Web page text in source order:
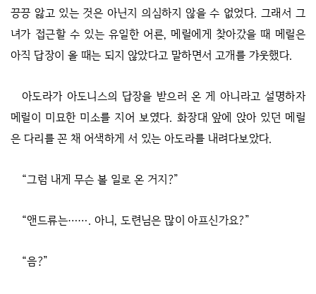
끙끙 앓고 있는 것은 아닌지 의심하지 않을 수 없었다. 그래서 그
녀가 접근할 수 있는 유일한 어른, 메릴에게 찾아갔을 때 메릴은
아직 답장이 올 때는 되지 않았다고 말하면서 고개를 갸웃했다.
아도라가 아도니스의 답장을 받으러 온 게 아니라고 설명하자
메릴이 미묘한 미소를 지어 보였다. 화장대 앞에 앉아 있던 메릴
은 다리를 꼰 채 어색하게 서 있는 아도라를 내려다보았다.
“그럼 내게 무슨 볼 일로 온 거지?”
“앤드류는……. 아니, 도련님은 많이 아프신가요?”
“음?”